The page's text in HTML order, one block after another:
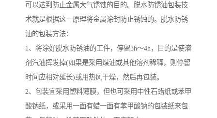
可以达到防止金属大气锈蚀的目的。脱水防锈油包装技
术就是根据这一原理将金属涂封防止锈蚀的。脱水防锈
油的包装方法：
1、将涂好脱水防锈油的工件，停留3h～4h，目的是使溶
剂汽油挥发掉(如果是采用煤油或其他溶剂稀释，则停留
时间应相对延长)或用热风干燥，然后再包装。
2、包装宜采用塑料薄膜，但也可采用中性石蜡纸或苯甲
酸钠纸，或采用一面有蜡一面有苯甲酸钠的包装纸来包